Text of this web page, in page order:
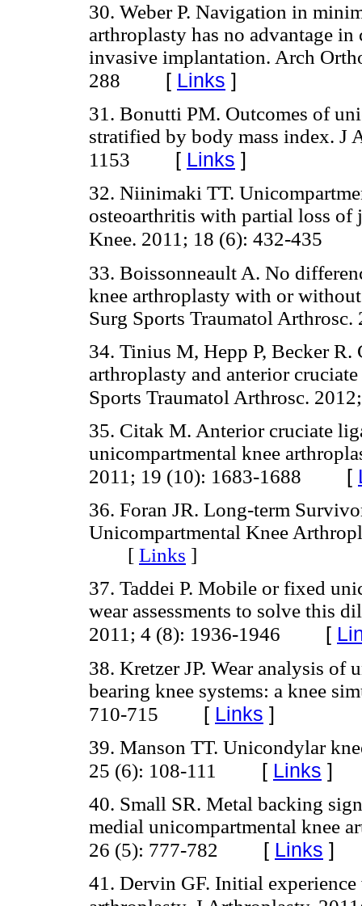
30. Weber P. Navigation in
arthroplasty has no advantage
invasive implantation. Arch
288 [ Links ]
31. Bonutti PM. Outcomes of
stratified by body mass index. J
1153 [ Links ]
32. Niinimaki TT.
osteoarthritis with partial loss of
Knee. 2011; 18 (6): 432-435
33. Boissonneault A. No
knee arthroplasty with or
Surg Sports Traumatol
34. Tinius M, Hepp P, Becker
arthroplasty and anterior
Sports Traumatol Arthrosc.
35. Citak M. Anterior cruciate
unicompartmental knee
2011; 19 (10): 1683-1688 [
36. Foran JR. Long-term
Unicompartmental Knee
[ Links ]
37. Taddei P. Mobile or fixed
wear assessments to solve this
2011; 4 (8): 1936-1946 [
38. Kretzer JP. Wear analysis
bearing knee systems: a knee
710-715 [ Links ]
39. Manson TT. Unicondylar
25 (6): 108-111
[ Links ]
40. Small SR. Metal backing
medial unicompartmental knee
26 (5): 777-782 [ Links ]
41. Dervin GF. Initial